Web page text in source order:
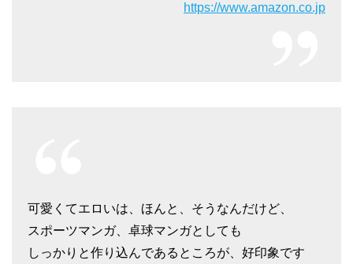
https://www.amazon.co.jp
可愛くてエロいは、ほんと、そうなんだけど、
スポーツマンガ、卓球マンガとしても
しっかりと作り込んであるところが、好印象です